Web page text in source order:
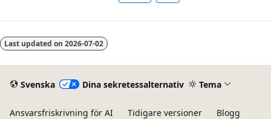
Last updated on 2026-07-02
Svenska Dina sekretessalternativ Tema
Ansvarsfriskrivning för AI Tidigare versioner Blogg